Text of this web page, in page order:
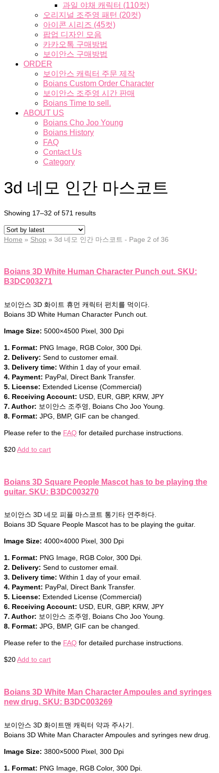
과일 야채 캐릭터 (110컷)
오리지널 조주영 패턴 (20컷)
아이콘 시리즈 (45컷)
팝업 디자인 모음
카카오톡 구매방법
보이안스 구매방법
ORDER
보이안스 캐릭터 주문 제작
Boians Custom Order Character
보이안스 조주영 시간 판매
Boians Time to sell.
ABOUT US
Boians Cho Joo Young
Boians History
FAQ
Contact Us
Category
3d 네모 인간 마스코트
Showing 17–32 of 571 results
Home » Shop » 3d 네모 인간 마스코트 - Page 2 of 36
Boians 3D White Human Character Punch out. SKU:
B3DC003271
보이안스 3D 화이트 휴먼 캐릭터 펀치를 먹이다.
Boians 3D White Human Character Punch out.
Image Size: 5000×4500 Pixel, 300 Dpi
1. Format: PNG Image, RGB Color, 300 Dpi.
2. Delivery: Send to customer email.
3. Delivery time: Within 1 day of your email.
4. Payment: PayPal, Direct Bank Transfer.
5. License: Extended License (Commercial)
6. Receiving Account: USD, EUR, GBP, KRW, JPY
7. Author: 보이안스 조주영, Boians Cho Joo Young.
8. Format: JPG, BMP, GIF can be changed.
Please refer to the FAQ for detailed purchase instructions.
$20Add to cart
Boians 3D Square People Mascot has to be playing the
guitar. SKU: B3DC003270
보이안스 3D 네모 피플 마스코트 통기타 연주하다.
Boians 3D Square People Mascot has to be playing the guitar.
Image Size: 4000×4000 Pixel, 300 Dpi
1. Format: PNG Image, RGB Color, 300 Dpi.
2. Delivery: Send to customer email.
3. Delivery time: Within 1 day of your email.
4. Payment: PayPal, Direct Bank Transfer.
5. License: Extended License (Commercial)
6. Receiving Account: USD, EUR, GBP, KRW, JPY
7. Author: 보이안스 조주영, Boians Cho Joo Young.
8. Format: JPG, BMP, GIF can be changed.
Please refer to the FAQ for detailed purchase instructions.
$20Add to cart
Boians 3D White Man Character Ampoules and syringes
new drug. SKU: B3DC003269
보이안스 3D 화이트맨 캐릭터 약과 주사기.
Boians 3D White Man Character Ampoules and syringes new drug.
Image Size: 3800×5000 Pixel, 300 Dpi
1. Format: PNG Image, RGB Color, 300 Dpi.